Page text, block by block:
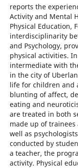
reports the
Activity and Mental
Physical Education,
interdisciplinarity
and Psychology,
physical activities.
intermediate with
in the city of
life for children and
blunting of affect,
eating and
are treated in both
made up of
well as
conducted by
a teacher, the
activity. Physical